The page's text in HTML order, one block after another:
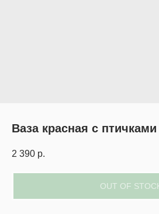
Ваза красная с птичками
2 390 р.
OUT OF